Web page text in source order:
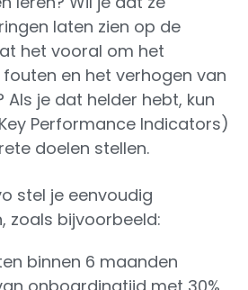
laten zien op de
het vooral om het
en het verhogen van
je dat helder hebt, kun
Performance Indicators)
doelen stellen.
stel je eenvoudig
zoals bijvoorbeeld:
binnen 6 maanden